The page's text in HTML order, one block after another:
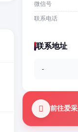
微信号
联系电话
联系地址
-
前往爱